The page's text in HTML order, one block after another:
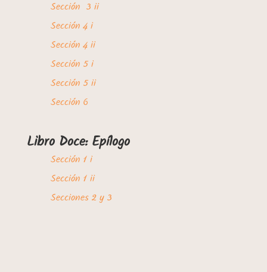
Sección 3 ii
Sección 4 i
Sección 4 ii
Sección 5 i
Sección 5 ii
Sección 6
Libro Doce: Epílogo
Sección 1 i
Sección 1 ii
Secciones 2 y 3